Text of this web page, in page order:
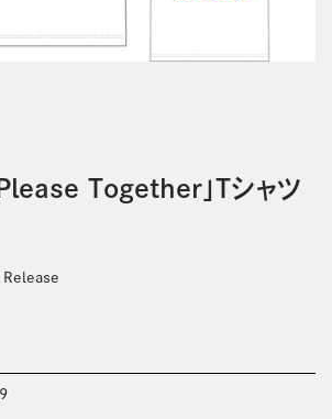
Together」Tシャツ